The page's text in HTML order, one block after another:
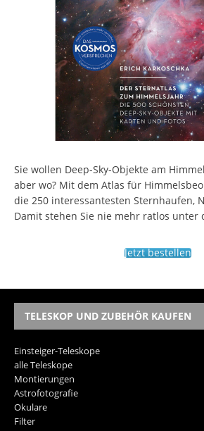
Sie wollen Deep-Sky-Objekte am
aber wo? Mit dem Atlas für
die 250 interessantesten Sternhaufen,
Damit stehen Sie nie mehr ratlos unter
Jetzt bestellen
TELESKOP UND ZUBEHÖR KAUFEN
Einsteiger-Teleskope
alle Teleskope
Montierungen
Astrofotografie
Okulare
Filter